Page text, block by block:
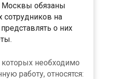
Москвы обязаны
сотрудников на
о них
которых необходимо
работу, относятся: